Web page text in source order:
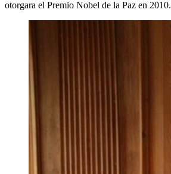
otorgara el Premio Nobel de la Paz en 2010.